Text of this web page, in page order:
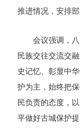
推进情况，安排部
会议强调，
民族交往交流交
史记忆、彰显中
护为主，始终把
民负责的态度，
平做好古城保护